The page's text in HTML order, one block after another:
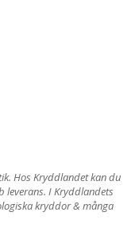
Hos Kryddlandet kan du
leverans. I Kryddlandets
kryddor & många